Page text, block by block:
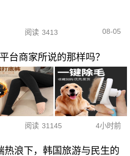
阅读 3413 08-05
台商家所说的那样吗？
阅读 31145 4小时前
热浪下，韩国旅游与民生的